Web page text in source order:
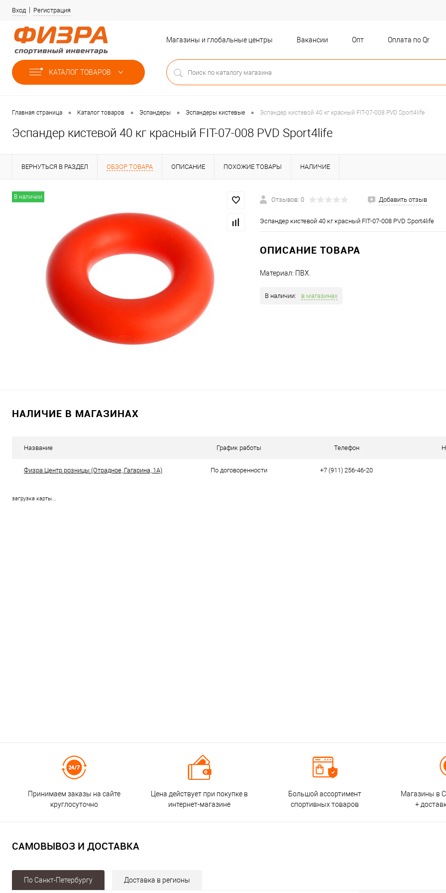
Вход Регистрация
Магазины и глобальные центры Вакансии Опт Оплата по Qr
КАТАЛОГ ТОВАРОВ
Главная страница • Каталог товаров • Эспандеры • Эспандеры кистевые • Эспандер кистевой 40 кг красный FIT-07-008 PVD Sport4life
Эспандер кистевой 40 кг красный FIT-07-008 PVD Sport4life
ВЕРНУТЬСЯ В РАЗДЕЛ ОБЗОР ТОВАРА ОПИСАНИЕ ПОХОЖИЕ ТОВАРЫ НАЛИЧИЕ
В наличии Отзывов: 0 Добавить отзыв
Эспандер кистевой 40 кг красный FIT-07-008 PVD Sport4life
ОПИСАНИЕ ТОВАРА
Материал: ПВХ.
В наличии: в магазинах
НАЛИЧИЕ В МАГАЗИНАХ
Название График работы Телефон
Физра Центр розницы (Отрадное, Гагарина, 1А) По договоренности +7 (911) 256-46-20
загрузка карты...
Принимаем заказы на сайте
круглосуточно
Цена действует при покупке в
интернет-магазине
Большой ассортимент
спортивных товаров
Магазины в
+
САМОВЫВОЗ И ДОСТАВКА
По Санкт-Петербургу Доставка в регионы